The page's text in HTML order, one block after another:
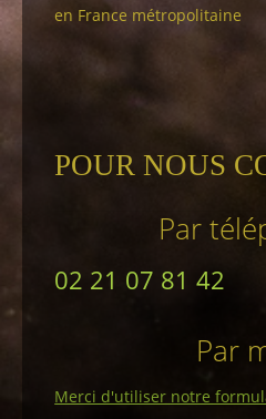
en France métropolitaine
POUR NOUS
Par
02 21 07 81 42
Par
Merci d'utiliser notre